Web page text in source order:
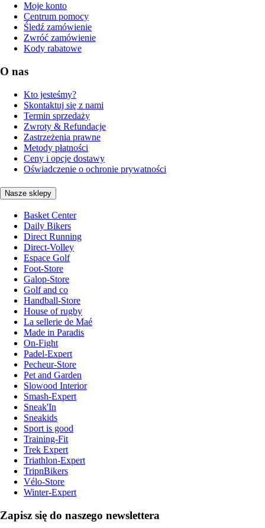
Moje konto
Centrum pomocy
Śledź zamówienie
Zwróć zamówienie
Kody rabatowe
O nas
Kto jesteśmy?
Skontaktuj się z nami
Termin sprzedaży
Zwroty & Refundacje
Zastrzeżenia prawne
Metody płatności
Ceny i opcje dostawy
Oświadczenie o ochronie prywatności
Nasze sklepy
Basket Center
Daily Bikers
Direct Running
Direct-Volley
Espace Golf
Foot-Store
Galop-Store
Golf and co
Handball-Store
House of rugby
La sellerie de Maé
Made in Paradis
On-Fight
Padel-Expert
Pecheur-Store
Pet and Garden
Slowood Interior
Smash-Expert
Sneak'In
Sneakids
Sport is good
Training-Fit
Trek Expert
Triathlon-Expert
TripnBikers
Vélo-Store
Winter-Expert
Zapisz się do naszego newslettera